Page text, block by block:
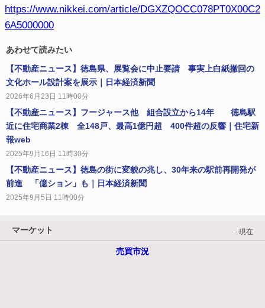
https://www.nikkei.com/article/DGXZQOCC078PT0X00C2
6A5000000
あわせて読みたい
【不動産ニュース】徳島県、展覧会に中止要請 事実上白紙撤回の
文化ホール設計案を展示｜日本経済新聞
2026年6月23日 11時00分
【不動産ニュース】フージャース他 組合設立から14年 徳島駅
近に住宅商業2棟 全148戸、最高1億円超 400件超の反響｜住宅新
報web
2025年9月16日 11時30分
【不動産ニュース】徳島の街に変貌の兆し、30年来の駅前再開発が
前進 「億ション」も｜日本経済新聞
2025年9月5日 11時00分
マーケット - 現在
売買市況